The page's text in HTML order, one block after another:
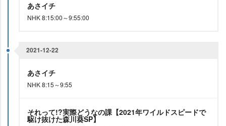
あさイチ
NHK 8:15:00～9:55:00
2021-12-22
あさイチ
NHK 8:15～9:55
それって!?実際どうなの課【2021年ワイルドスピードで
駆け抜けた森川葵SP】